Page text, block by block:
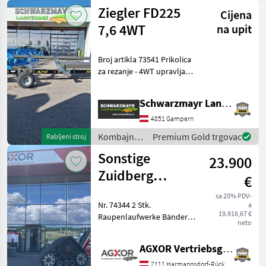
Sonstige
Rabljeni stroj
Ziegler FD225
7,6 4WT
Cijena
na upit
Broj artikla 73541 Prikolica
za rezanje - 4WT upravljanje
tvrtke Schwarzmayr rado će
vam pokazati stroj i moli
Schwarzmayr Landtechnik GmbH - Gampern
4851 Gampern
Kombajni /
Ziegler
Premium Gold trgovac
Sonstige
Zuidberg
23.900
€
sa 20% PDV-
a
19.916,67 €
neto
Nr. 74344 2 Stk.
Raupenlaufwerke Bänder
zur Case AF 140 / 150 Serie
AGXOR Vertriebsgesellschaft Ost GmbH